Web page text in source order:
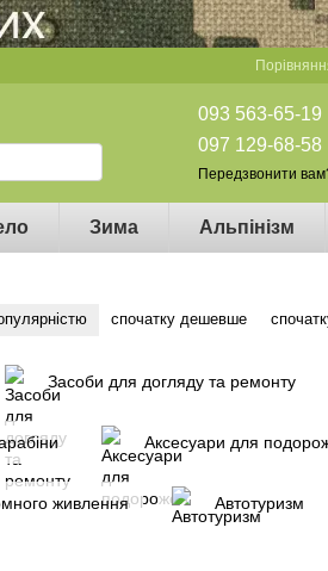
093 563-65-19
097 129-68-58
Передзвонити
Зима Альпінізм
спочатку дешевше
Засоби для догляду та ремонту
Аксесуари для
живлення Автотуризм